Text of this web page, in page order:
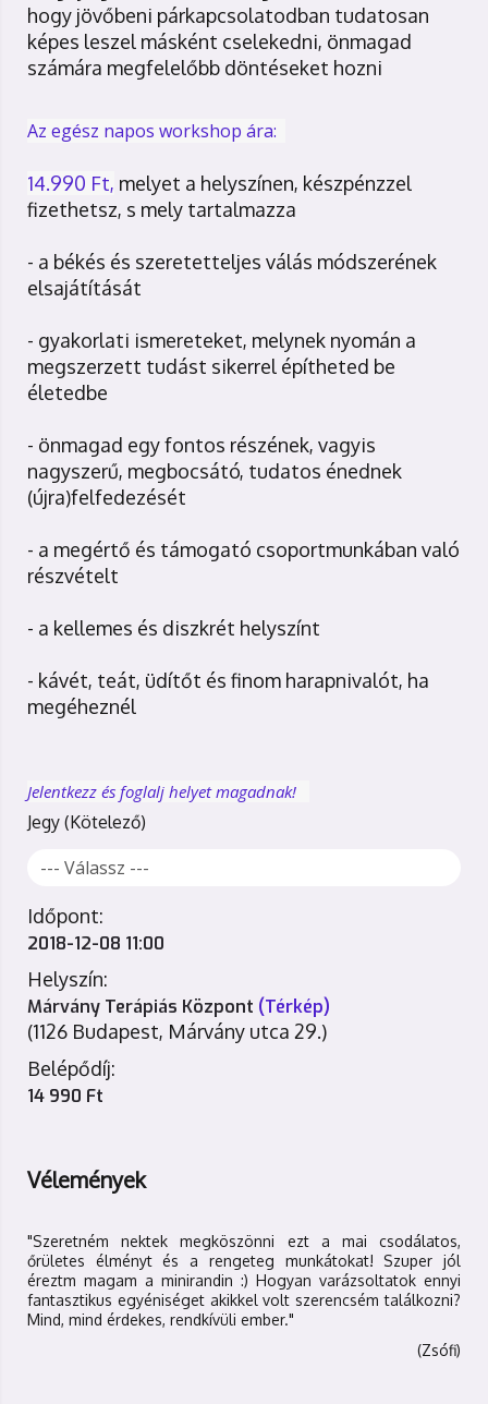
hogy jövőbeni párkapcsolatodban tudatosan
képes leszel másként cselekedni, önmagad
számára megfelelőbb döntéseket hozni
Az egész napos workshop ára:
14.990 Ft, melyet a helyszínen, készpénzzel
fizethetsz, s mely tartalmazza
- a békés és szeretetteljes válás módszerének
elsajátítását
- gyakorlati ismereteket, melynek nyomán a
megszerzett tudást sikerrel építheted be
életedbe
- önmagad egy fontos részének, vagyis
nagyszerű, megbocsátó, tudatos énednek
(újra)felfedezését
- a megértő és támogató csoportmunkában való
részvételt
- a kellemes és diszkrét helyszínt
- kávét, teát, üdítőt és finom harapnivalót, ha
megéheznél
Jelentkezz és foglalj helyet magadnak!
Jegy
Időpont:
2018-12-08 11:00
Helyszín:
Márvány Terápiás Központ (Térkép)
(1126 Budapest, Márvány utca 29.)
Belépődíj:
14 990 Ft
Vélemények
"Szeretném nektek megköszönni ezt a mai csodálatos,
őrületes élményt és a rengeteg munkátokat! Szuper jól
éreztm magam a minirandin :) Hogyan varázsoltatok ennyi
fantasztikus egyéniséget akikkel volt szerencsém találkozni?
Mind, mind érdekes, rendkívüli ember."
(Zsófi)